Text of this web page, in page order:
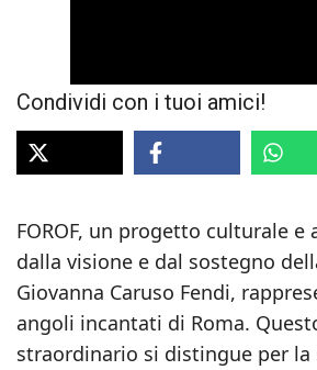
Condividi con i tuoi amici!
FOROF, un progetto culturale
dalla visione e dal sostegno
Giovanna Caruso Fendi,
angoli incantati di Roma.
straordinario si distingue per la